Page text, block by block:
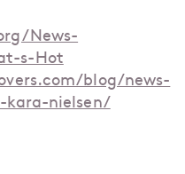
News-
s-Hot
blog/news-
kara-nielsen/